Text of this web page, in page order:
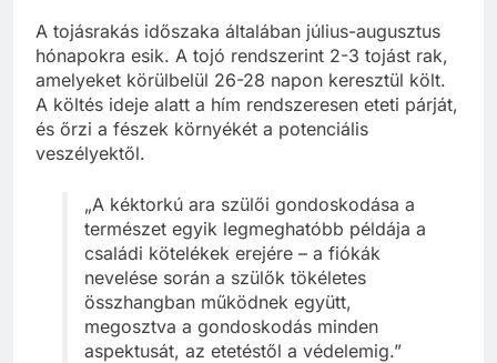
A tojásrakás időszaka általában július-augusztus
hónapokra esik. A tojó rendszerint 2-3 tojást rak,
amelyeket körülbelül 26-28 napon keresztül költ.
A költés ideje alatt a hím rendszeresen eteti párját,
és őrzi a fészek környékét a potenciális
veszélyektől.
„A kéktorkú ara szülői gondoskodása a
természet egyik legmeghatóbb példája a
családi kötelékek erejére – a fiókák
nevelése során a szülők tökéletes
összhangban működnek együtt,
megosztva a gondoskodás minden
aspektusát, az etetéstől a védelemig.”